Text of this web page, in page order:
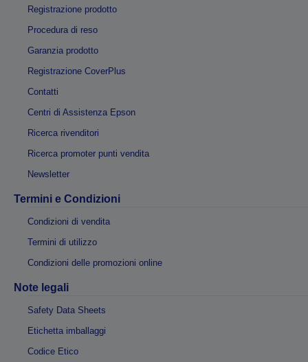
Registrazione prodotto
Procedura di reso
Garanzia prodotto
Registrazione CoverPlus
Contatti
Centri di Assistenza Epson
Ricerca rivenditori
Ricerca promoter punti vendita
Newsletter
Termini e Condizioni
Condizioni di vendita
Termini di utilizzo
Condizioni delle promozioni online
Note legali
Safety Data Sheets
Etichetta imballaggi
Codice Etico